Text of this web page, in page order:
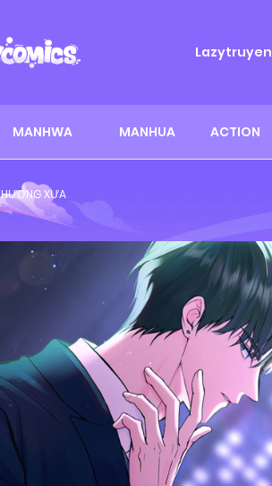
Lazytruyen
MANHWA MANHUA ACTION
HƯƠNG XƯA